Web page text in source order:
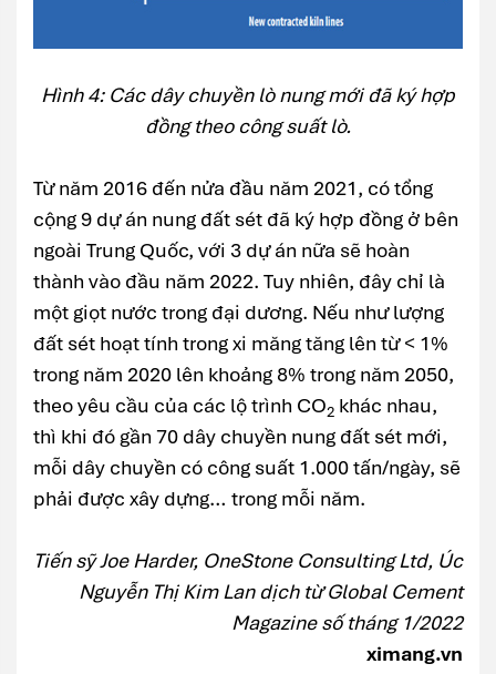
Hình 4: Các dây chuyền lò nung mới đã ký hợp
đồng theo công suất lò.
Từ năm 2016 đến nửa đầu năm 2021, có tổng
cộng 9 dự án nung đất sét đã ký hợp đồng ở bên
ngoài Trung Quốc, với 3 dự án nữa sẽ hoàn
thành vào đầu năm 2022. Tuy nhiên, đây chỉ là
một giọt nước trong đại dương. Nếu như lượng
đất sét hoạt tính trong xi măng tăng lên từ < 1%
trong năm 2020 lên khoảng 8% trong năm 2050,
theo yêu cầu của các lộ trình CO2 khác nhau,
thì khi đó gần 70 dây chuyền nung đất sét mới,
mỗi dây chuyền có công suất 1.000 tấn/ngày, sẽ
phải được xây dựng… trong mỗi năm.
Tiến sỹ Joe Harder, OneStone Consulting Ltd, Úc
Nguyễn Thị Kim Lan dịch từ Global Cement
Magazine số tháng 1/2022
ximang.vn